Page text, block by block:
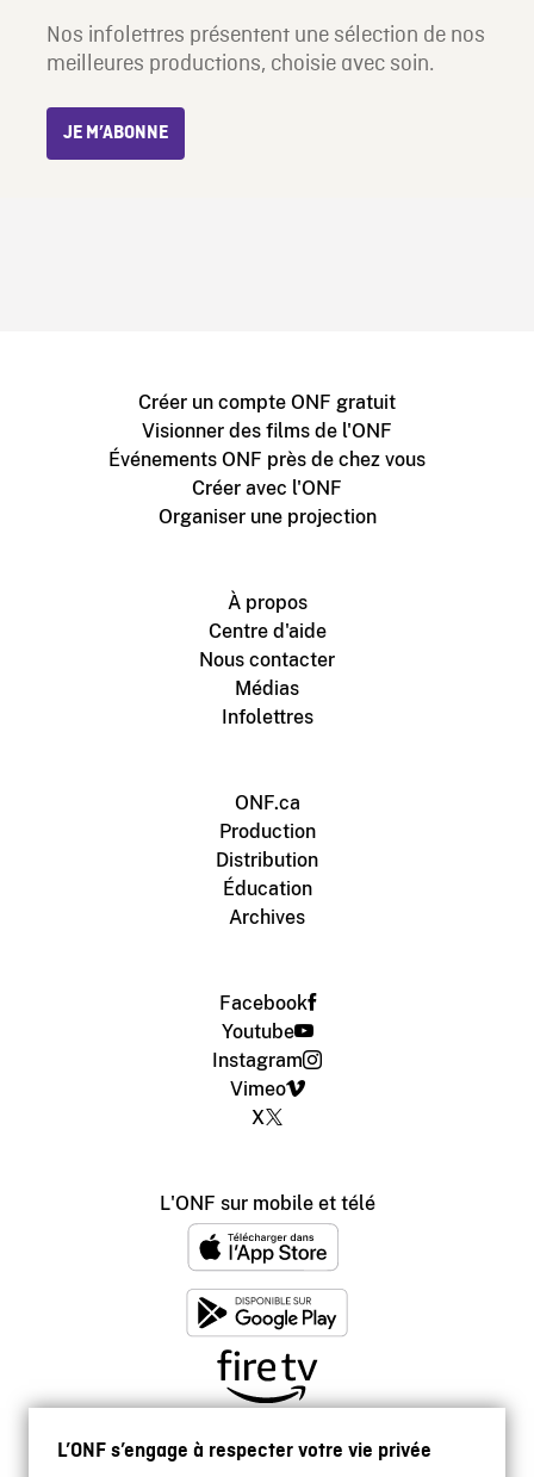
L’ONF s’engage à respecter votre vie privée
Nos infolettres présentent une sélection de nos
meilleures productions, choisie avec soin.
JE M’ABONNE
Créer un compte ONF gratuit
Visionner des films de l'ONF
Événements ONF près de chez vous
Créer avec l'ONF
Organiser une projection
À propos
Centre d'aide
Nous contacter
Médias
Infolettres
ONF.ca
Production
Distribution
Éducation
Archives
Facebook
Youtube
Instagram
Vimeo
X
L'ONF sur mobile et télé